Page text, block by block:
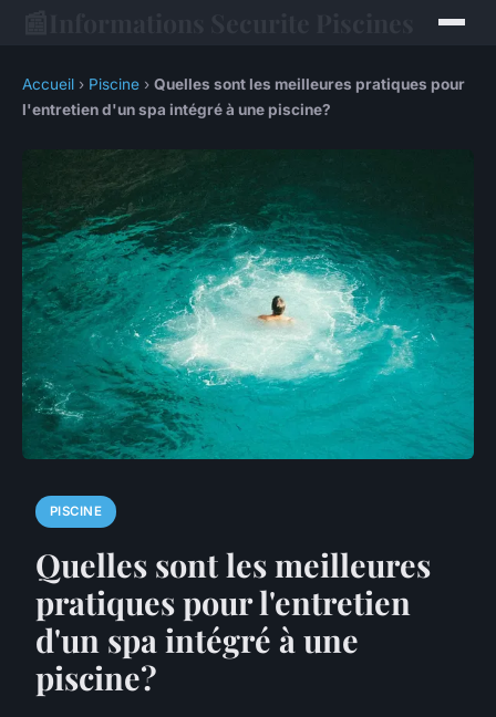
Accueil › Piscine › Quelles sont les meilleures pratiques pour
l'entretien d'un spa intégré à une piscine?
PISCINE
Quelles sont les meilleures
pratiques pour l'entretien
d'un spa intégré à une
piscine?